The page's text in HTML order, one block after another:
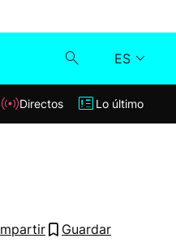
ES
Klisk
Directos Lo último
Guardar